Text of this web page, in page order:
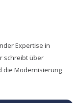
Expertise in
schreibt über
die Modernisierung